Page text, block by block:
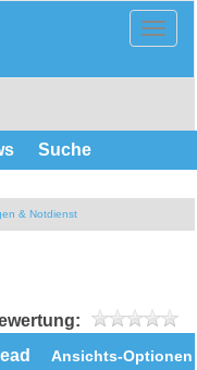
Suche
& Notdienst
Ansichts-Optionen